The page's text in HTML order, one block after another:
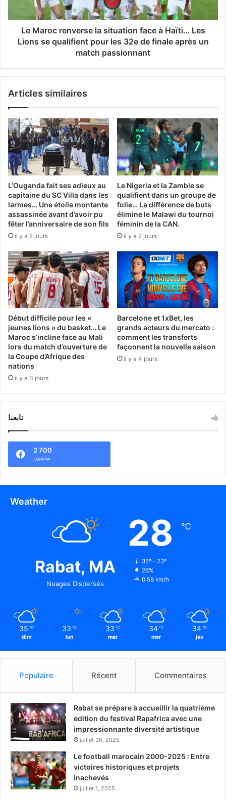
Les
Lions
les
de
un
match
passionnant
Le Maroc renverse la situation face à Haïti… Les
Lions se qualifient pour les 32e de finale après un
match passionnant
Articles similaires
L’Ouganda fait ses adieux au
capitaine du SC Villa dans les
larmes… Une étoile montante
assassinée avant d’avoir pu
fêter l’anniversaire de son fils
il y a 2 jours
Le Nigeria et la Zambie se
qualifient dans un groupe de
folie… La différence de buts
élimine le Malawi du tournoi
féminin de la CAN.
il y a 2 jours
Début difficile pour les «
jeunes lions » du basket… Le
Maroc s’incline face au Mali
lors du match d’ouverture de
la Coupe d’Afrique des
nations
il y a 3 jours
Barcelone et 1xBet, les
grands acteurs du mercato :
comment les transferts
façonnent la nouvelle saison
il y a 4 jours
تابعنا
2 700
متابعون
Weather
Rabat, MA
Nuages Dispersés
28 ℃
35º - 23º
26%
0.58 km/h
35 ℃
dim
33 ℃
lun
33 ℃
mar
34 ℃
mer
34 ℃
jeu
Populaire Récent Commentaires
Rabat se prépare à accueillir la quatrième
édition du festival Rapafrica avec une
impressionnante diversité artistique
juillet 30, 2025
Le football marocain 2000-2025 : Entre
victoires historiques et projets
inachevés
juillet 1, 2025